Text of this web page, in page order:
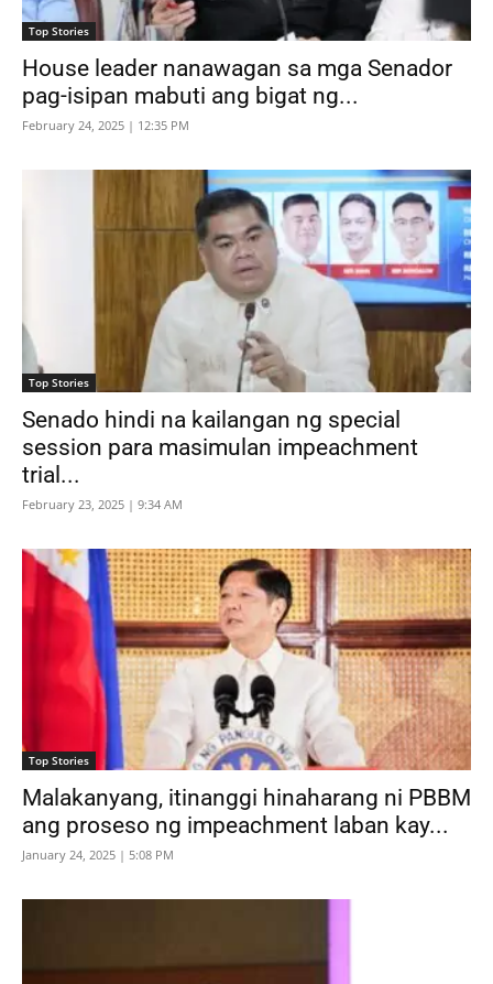
Top Stories
House leader nanawagan sa mga Senador
pag-isipan mabuti ang bigat ng...
February 24, 2025 | 12:35 PM
Top Stories
Senado hindi na kailangan ng special
session para masimulan impeachment
trial...
February 23, 2025 | 9:34 AM
Top Stories
Malakanyang, itinanggi hinaharang ni PBBM
ang proseso ng impeachment laban kay...
January 24, 2025 | 5:08 PM